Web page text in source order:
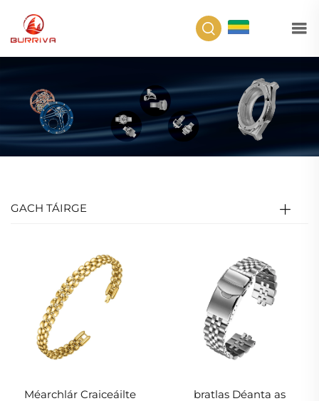
GACH TÁIRGE
Méarchlár Craiceáilte
bratlas Déanta as